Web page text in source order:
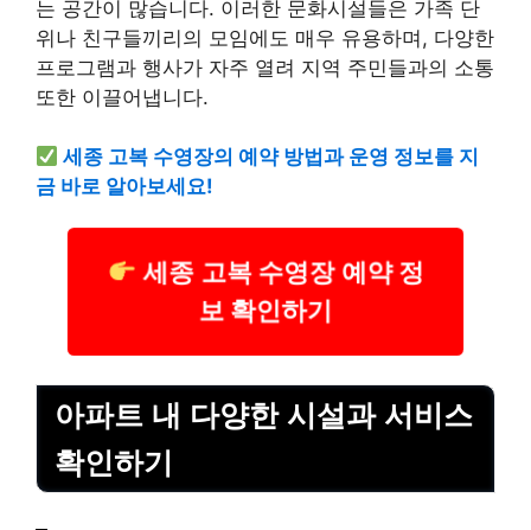
는 공간이 많습니다. 이러한 문화시설들은 가족 단
위나 친구들끼리의 모임에도 매우 유용하며, 다양한
프로그램과 행사가 자주 열려 지역 주민들과의 소통
또한 이끌어냅니다.
세종 고복 수영장의 예약 방법과 운영 정보를 지
금 바로 알아보세요!
세종 고복 수영장 예약 정
보 확인하기
아파트 내 다양한 시설과 서비스
확인하기